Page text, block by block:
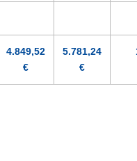
4.849,52
€
5.781,24
€